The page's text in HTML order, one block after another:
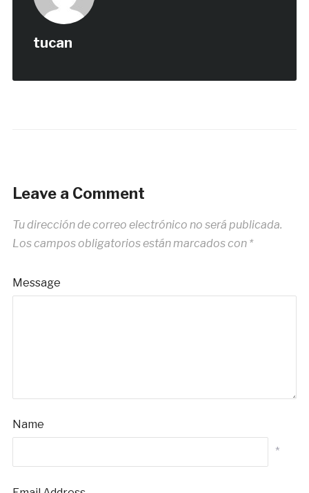
tucan
Leave a Comment
Tu dirección de correo electrónico no será publicada.
Los campos obligatorios están marcados con *
Message
Name
*